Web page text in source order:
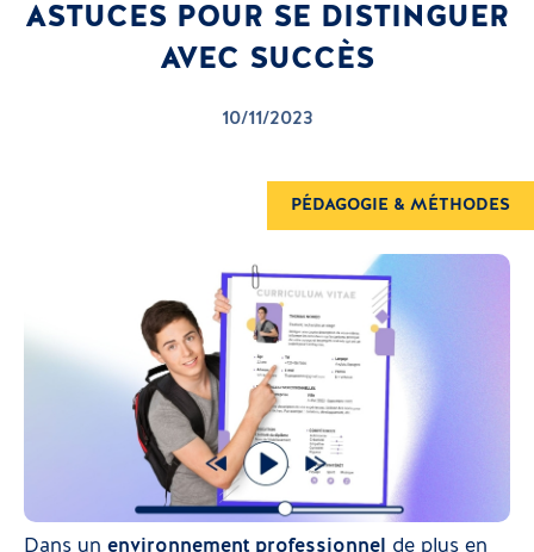
ASTUCES POUR SE DISTINGUER
AVEC SUCCÈS
10/11/2023
PÉDAGOGIE & MÉTHODES
Dans un environnement professionnel
de plus en